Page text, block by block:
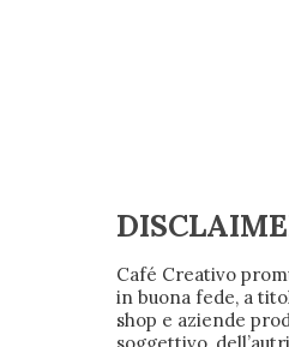
Café Creativo
in buona fede, a
shop e aziende
soggettivo,